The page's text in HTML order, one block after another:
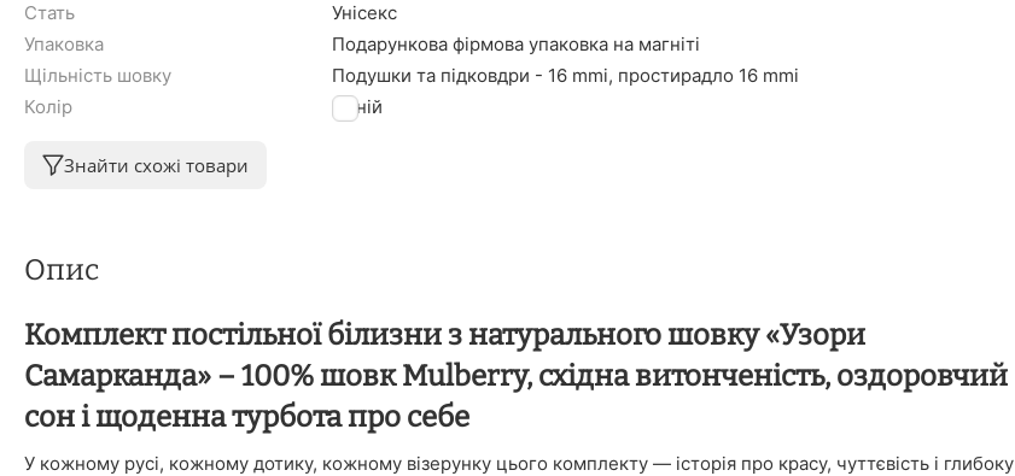
Стать
Унісекс
Упаковка
Подарункова фірмова упаковка на магніті
Щільність шовку
Подушки та підковдри - 16 mmi, простирадло 16 mmi
Колір
Синій
Знайти схожі товари
Опис
Комплект постільної білизни з натурального шовку «Узори
Самарканда» – 100% шовк Mulberry, східна витонченість, оздоровчий
сон і щоденна турбота про себе
У кожному русі, кожному дотику, кожному візерунку цього комплекту — історія про красу, чуттєвість і глибоку